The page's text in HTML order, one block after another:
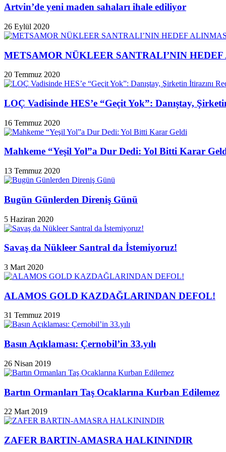
Artvin’de yeni maden sahaları ihale ediliyor
26 Eylül 2020
METSAMOR NÜKLEER SANTRALI’NIN
20 Temmuz 2020
LOÇ Vadisinde HES’e “Geçit Yok”: Danıştay,
16 Temmuz 2020
Mahkeme “Yeşil Yol”a Dur Dedi: Yol Bitti Karar
13 Temmuz 2020
Bugün Günlerden Direniş Günü
5 Haziran 2020
Savaş da Nükleer Santral da İstemiyoruz!
3 Mart 2020
ALAMOS GOLD KAZDAĞLARINDAN DEFOL!
31 Temmuz 2019
Basın Açıklaması: Çernobil’in 33.yılı
26 Nisan 2019
Bartın Ormanları Taş Ocaklarına Kurban Edilemez
22 Mart 2019
ZAFER BARTIN-AMASRA HALKININDIR